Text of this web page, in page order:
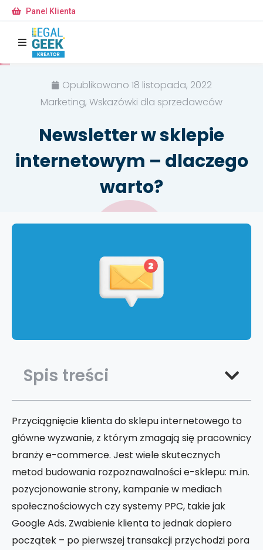
Panel Klienta
Opublikowano 18 listopada, 2022
Marketing, Wskazówki dla sprzedawców
Newsletter w sklepie
internetowym – dlaczego
warto?
Spis treści
Przyciągnięcie klienta do sklepu internetowego to
główne wyzwanie, z którym zmagają się pracownicy
branży e-commerce. Jest wiele skutecznych
metod budowania rozpoznawalności e-sklepu: m.in.
pozycjonowanie strony, kampanie w mediach
społecznościowych czy systemy PPC, takie jak
Google Ads. Zwabienie klienta to jednak dopiero
początek – po pierwszej transakcji przychodzi pora